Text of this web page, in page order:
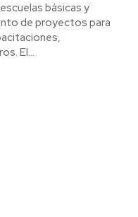
básicas y
de proyectos para
El...